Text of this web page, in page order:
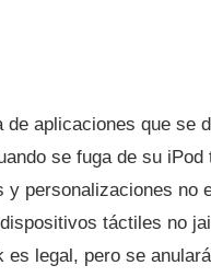
de aplicaciones que se
se fuga de su iPod
y personalizaciones no
táctiles no
es legal, pero se